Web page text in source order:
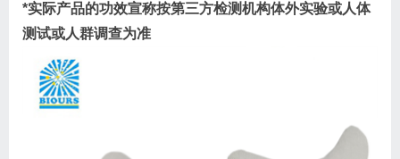
*实际产品的功效宣称按第三方检测机构体外实验或人体
测试或人群调查为准